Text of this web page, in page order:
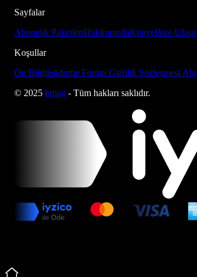
Sayfalar
Abonelik PaketleriHakkımızdaKünyeBize
Koşullar
Ön Bilgilendirme Formu Gizlilik Sözleşmesi
© 2025 bmag - Tüm hakları saklıdır.